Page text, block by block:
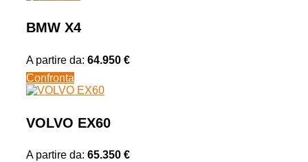
BMW X4
A partire da: 64.950 €
Confronta
VOLVO EX60
A partire da: 65.350 €